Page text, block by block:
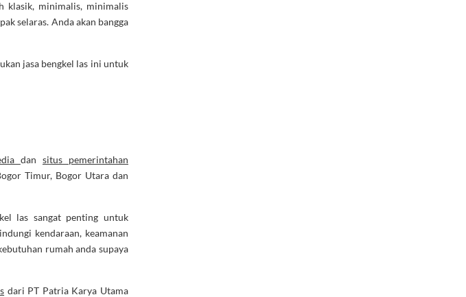
klasik, minimalis, minimalis
selaras. Anda akan bangga
jasa bengkel las ini untuk
dan situs pemerintahan
Timur, Bogor Utara dan
las sangat penting untuk
kendaraan, keamanan
rumah anda supaya
dari PT Patria Karya Utama